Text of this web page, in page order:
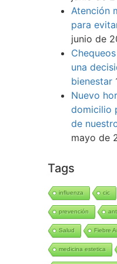
Atención
para
junio de
una
bienestar
Nuevo
domicilio
de
mayo de
Tags
influenza cic
prevención
Salud Fiebre
medicina estetica